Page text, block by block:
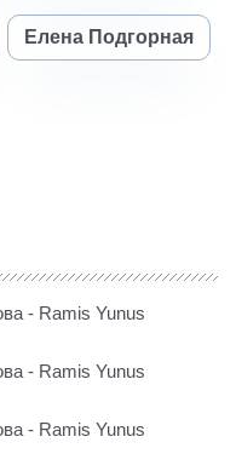
Елена Подгорная
- Ramis Yunus
- Ramis Yunus
- Ramis Yunus